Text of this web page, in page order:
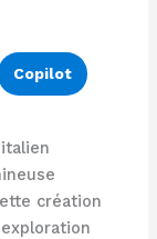
Copilot
création